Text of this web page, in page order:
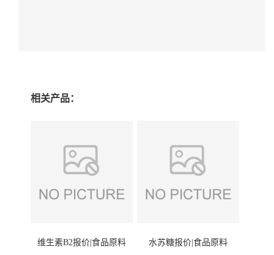
相关产品：
维生素B2报价|食品原料 水苏糖报价|食品原料